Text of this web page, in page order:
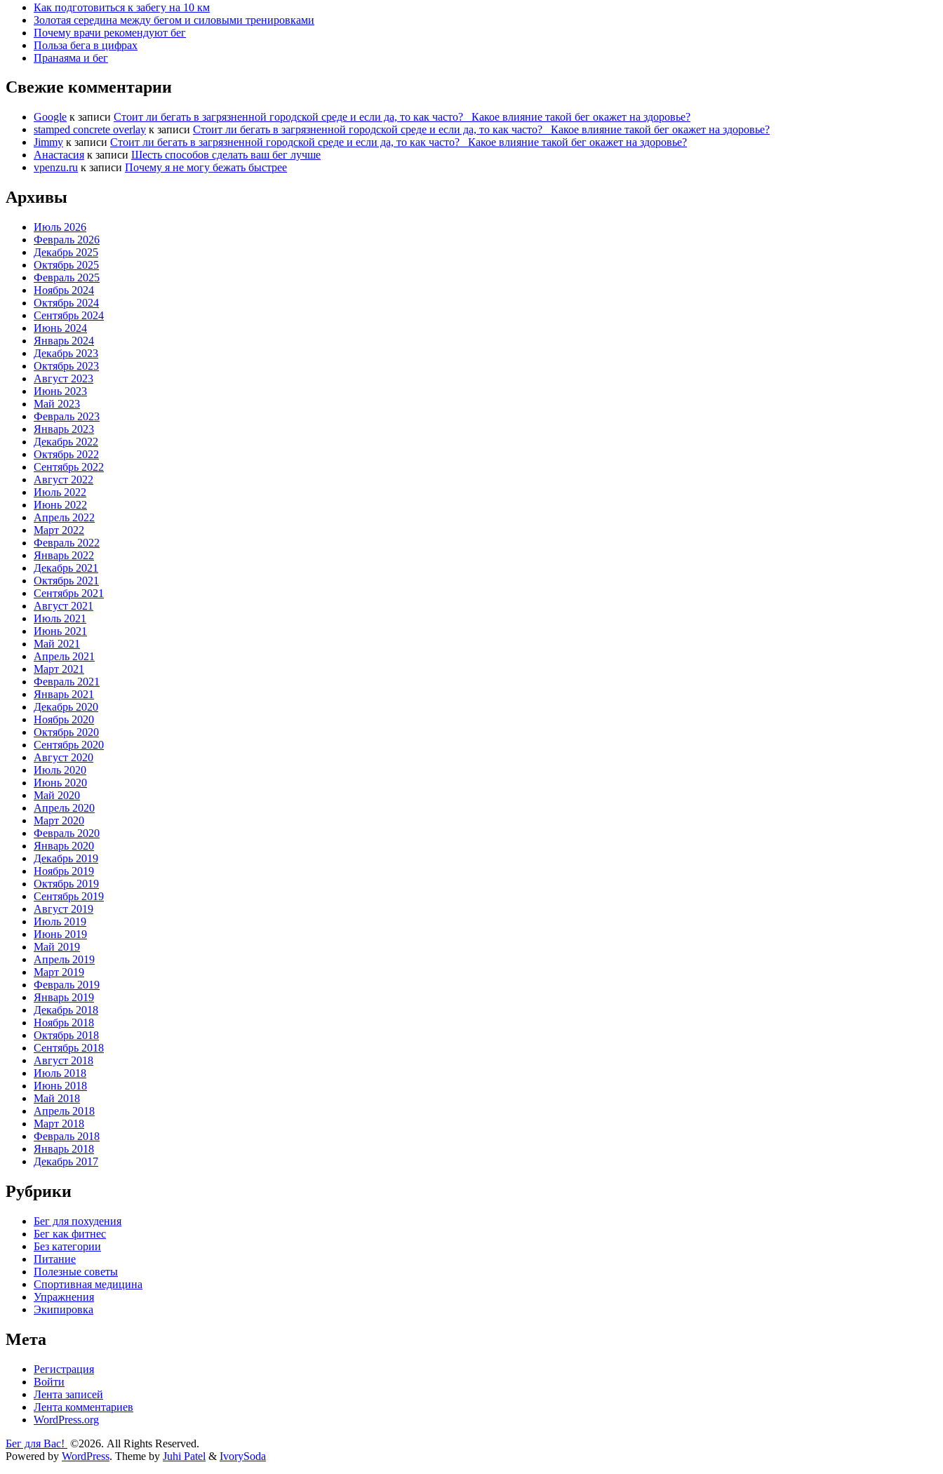
Как подготовиться к забегу на 10 км
Золотая середина между бегом и силовыми тренировками
Почему врачи рекомендуют бег
Польза бега в цифрах
Пранаяма и бег
Свежие комментарии
Google к записи Стоит ли бегать в загрязненной городской среде и если да, то как часто? Какое влияние такой бег окажет на здоровье?
stamped concrete overlay к записи Стоит ли бегать в загрязненной городской среде и если да, то как часто? Какое влияние такой бег окажет на здоровье?
Jimmy к записи Стоит ли бегать в загрязненной городской среде и если да, то как часто? Какое влияние такой бег окажет на здоровье?
Анастасия к записи Шесть способов сделать ваш бег лучше
vpenzu.ru к записи Почему я не могу бежать быстрее
Архивы
Июль 2026
Февраль 2026
Декабрь 2025
Октябрь 2025
Февраль 2025
Ноябрь 2024
Октябрь 2024
Сентябрь 2024
Июнь 2024
Январь 2024
Декабрь 2023
Октябрь 2023
Август 2023
Июнь 2023
Май 2023
Февраль 2023
Январь 2023
Декабрь 2022
Октябрь 2022
Сентябрь 2022
Август 2022
Июль 2022
Июнь 2022
Апрель 2022
Март 2022
Февраль 2022
Январь 2022
Декабрь 2021
Октябрь 2021
Сентябрь 2021
Август 2021
Июль 2021
Июнь 2021
Май 2021
Апрель 2021
Март 2021
Февраль 2021
Январь 2021
Декабрь 2020
Ноябрь 2020
Октябрь 2020
Сентябрь 2020
Август 2020
Июль 2020
Июнь 2020
Май 2020
Апрель 2020
Март 2020
Февраль 2020
Январь 2020
Декабрь 2019
Ноябрь 2019
Октябрь 2019
Сентябрь 2019
Август 2019
Июль 2019
Июнь 2019
Май 2019
Апрель 2019
Март 2019
Февраль 2019
Январь 2019
Декабрь 2018
Ноябрь 2018
Октябрь 2018
Сентябрь 2018
Август 2018
Июль 2018
Июнь 2018
Май 2018
Апрель 2018
Март 2018
Февраль 2018
Январь 2018
Декабрь 2017
Рубрики
Бег для похудения
Бег как фитнес
Без категории
Питание
Полезные советы
Спортивная медицина
Упражнения
Экипировка
Мета
Регистрация
Войти
Лента записей
Лента комментариев
WordPress.org
Бег для Вас! ©2026. All Rights Reserved.
Powered by WordPress. Theme by Juhi Patel & IvorySoda